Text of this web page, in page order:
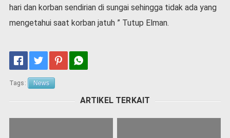
hari dan korban sendirian di sungai sehingga tidak ada yang
mengetahui saat korban jatuh ” Tutup Elman.
Tags: News
ARTIKEL TERKAIT